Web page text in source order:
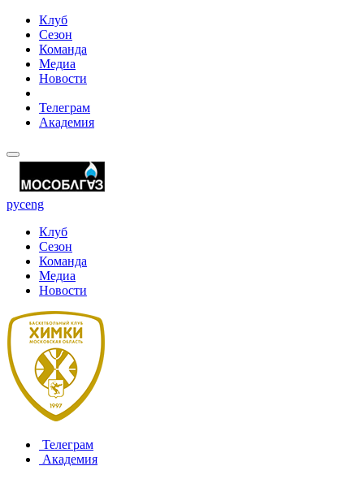
Клуб
Сезон
Команда
Медиа
Новости
Телеграм
Академия
русeng
Клуб
Сезон
Команда
Медиа
Новости
Телеграм
Академия